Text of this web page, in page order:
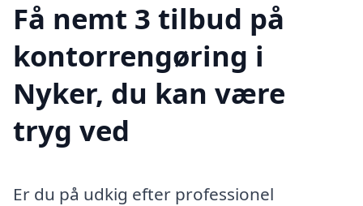
Få nemt 3 tilbud på
kontorrengøring i
Nyker, du kan være
tryg ved
Er du på udkig efter professionel